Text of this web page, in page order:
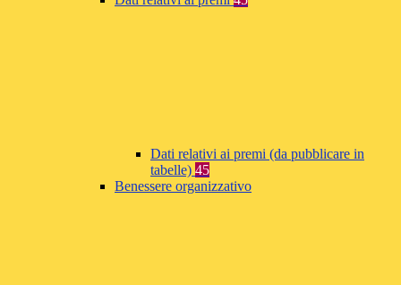
Dati relativi ai premi (da pubblicare in
tabelle) 45
Benessere organizzativo